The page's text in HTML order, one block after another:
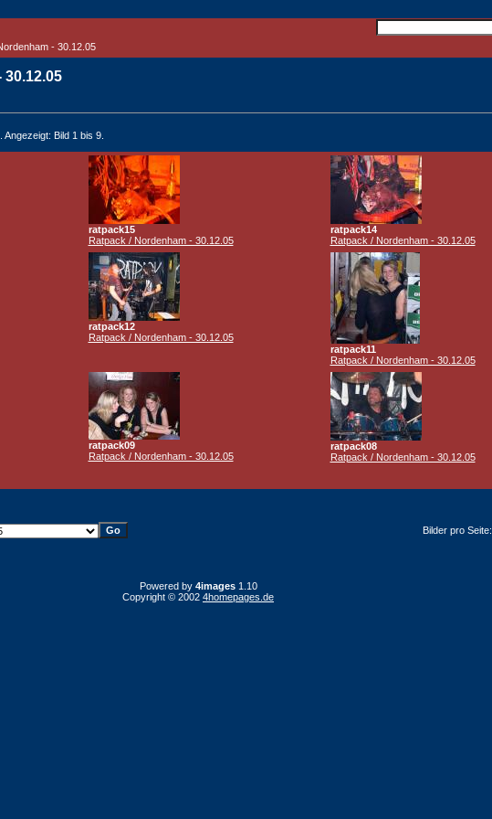
- 30.12.05
30.12.05
Bild 1 bis 9.
ratpack15
Ratpack / Nordenham - 30.12.05
ratpack14
Ratpack / Nordenham - 30.12.05
ratpack12
Ratpack / Nordenham - 30.12.05
ratpack11
Ratpack / Nordenham - 30.12.05
ratpack09
Ratpack / Nordenham - 30.12.05
ratpack08
Ratpack / Nordenham - 30.12.05
Bilder pro Seite:
Powered by 4images1.10
Copyright © 2002 4homepages.de